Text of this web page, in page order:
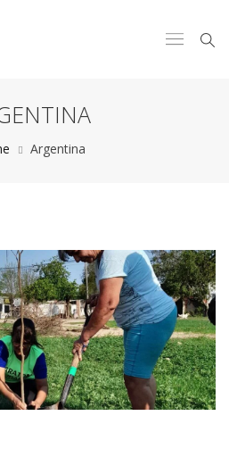
Argentina